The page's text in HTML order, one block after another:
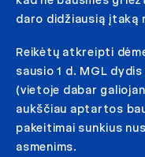
daro didžiausią įtaką
Reikėtų atkreipti
sausio 1 d. MGL
(vietoje dabar
aukščiau aptartos
pakeitimai sunkius
asmenims.